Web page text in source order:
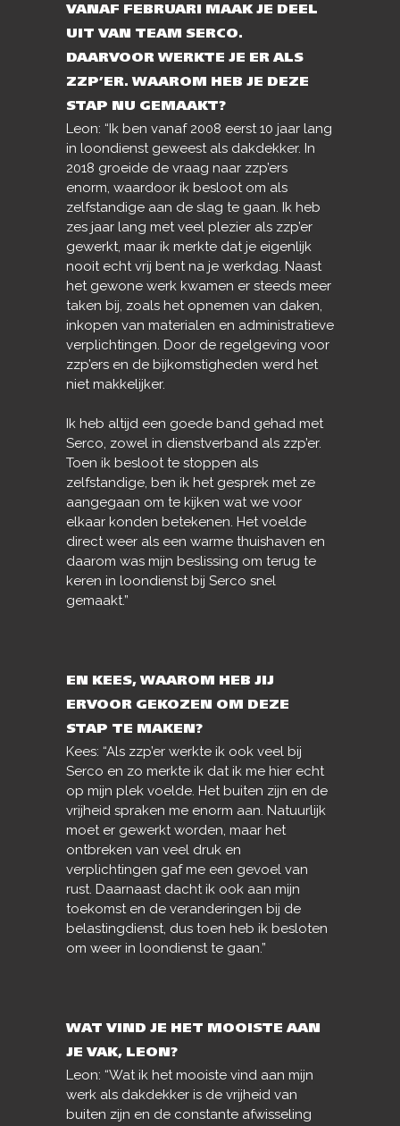
VANAF FEBRUARI MAAK JE DEEL
UIT VAN TEAM SERCO.
DAARVOOR WERKTE JE ER ALS
ZZP’ER. WAAROM HEB JE DEZE
STAP NU GEMAAKT?
Leon: “Ik ben vanaf 2008 eerst 10 jaar lang
in loondienst geweest als dakdekker. In
2018 groeide de vraag naar zzp’ers
enorm, waardoor ik besloot om als
zelfstandige aan de slag te gaan. Ik heb
zes jaar lang met veel plezier als zzp’er
gewerkt, maar ik merkte dat je eigenlijk
nooit echt vrij bent na je werkdag. Naast
het gewone werk kwamen er steeds meer
taken bij, zoals het opnemen van daken,
inkopen van materialen en administratieve
verplichtingen. Door de regelgeving voor
zzp’ers en de bijkomstigheden werd het
niet makkelijker.
Ik heb altijd een goede band gehad met
Serco, zowel in dienstverband als zzp’er.
Toen ik besloot te stoppen als
zelfstandige, ben ik het gesprek met ze
aangegaan om te kijken wat we voor
elkaar konden betekenen. Het voelde
direct weer als een warme thuishaven en
daarom was mijn beslissing om terug te
keren in loondienst bij Serco snel
gemaakt.”
EN KEES, WAAROM HEB JIJ
ERVOOR GEKOZEN OM DEZE
STAP TE MAKEN?
Kees: “Als zzp’er werkte ik ook veel bij
Serco en zo merkte ik dat ik me hier echt
op mijn plek voelde. Het buiten zijn en de
vrijheid spraken me enorm aan. Natuurlijk
moet er gewerkt worden, maar het
ontbreken van veel druk en
verplichtingen gaf me een gevoel van
rust. Daarnaast dacht ik ook aan mijn
toekomst en de veranderingen bij de
belastingdienst, dus toen heb ik besloten
om weer in loondienst te gaan.”
WAT VIND JE HET MOOISTE AAN
JE VAK, LEON?
Leon: “Wat ik het mooiste vind aan mijn
werk als dakdekker is de vrijheid van
buiten zijn en de constante afwisseling